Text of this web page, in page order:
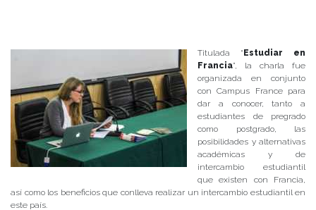
Titulada “ Estudiar en
Francia”, la charla fue
organizada en conjunto
con Campus France para
dar a conocer, tanto a
estudiantes de pregrado
como postgrado, las
posibilidades y alternativas
académicas y de
intercambio estudiantil
que existen con Francia,
así como los beneficios que conlleva realizar un intercambio estudiantil en
este país.